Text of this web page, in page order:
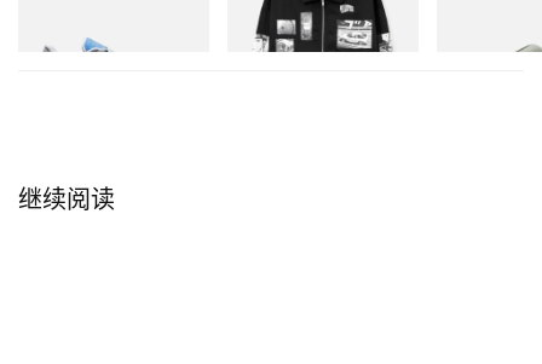
立刻购入
继续阅读